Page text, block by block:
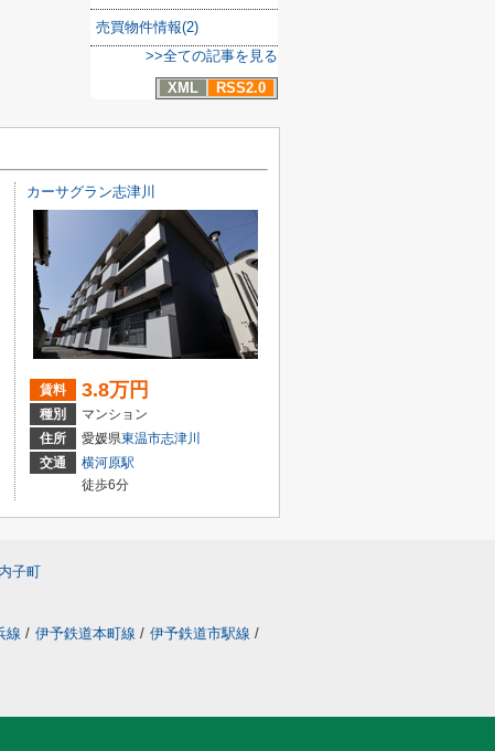
売買物件情報(2)
>>全ての記事を見る
XML
RSS2.0
カーサグラン志津川
賃料 3.8万円
種別
マンション
住所
愛媛県東温市志津川
交通
横河原駅
徒歩6分
子町
線 / 伊予鉄道本町線 / 伊予鉄道市駅線 /